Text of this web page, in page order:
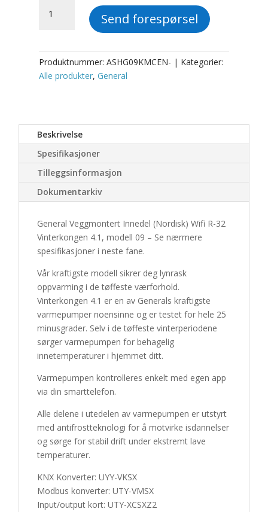
General
(Nordisk)
Wifi
Vinterkongen
4.1
-
Modell
09
antall
Send forespørsel
Produktnummer: ASHG09KMCEN-
Kategorier:
Alle produkter, General
Beskrivelse
Spesifikasjoner
Tilleggsinformasjon
Dokumentarkiv
General Veggmontert Innedel (Nordisk) Wifi R-32
Vinterkongen 4.1, modell 09 – Se nærmere
spesifikasjoner i neste fane.
Vår kraftigste modell sikrer deg lynrask
oppvarming i de tøffeste værforhold.
Vinterkongen 4.1 er en av Generals kraftigste
varmepumper noensinne og er testet for hele 25
minusgrader. Selv i de tøffeste vinterperiodene
sørger varmepumpen for behagelig
innetemperaturer i hjemmet ditt.
Varmepumpen kontrolleres enkelt med egen app
via din smarttelefon.
Alle delene i utedelen av varmepumpen er utstyrt
med antifrostteknologi for å motvirke isdannelser
og sørge for stabil drift under ekstremt lave
temperaturer.
KNX Konverter: UYY-VKSX
Modbus konverter: UTY-VMSX
Input/output kort: UTY-XCSXZ2